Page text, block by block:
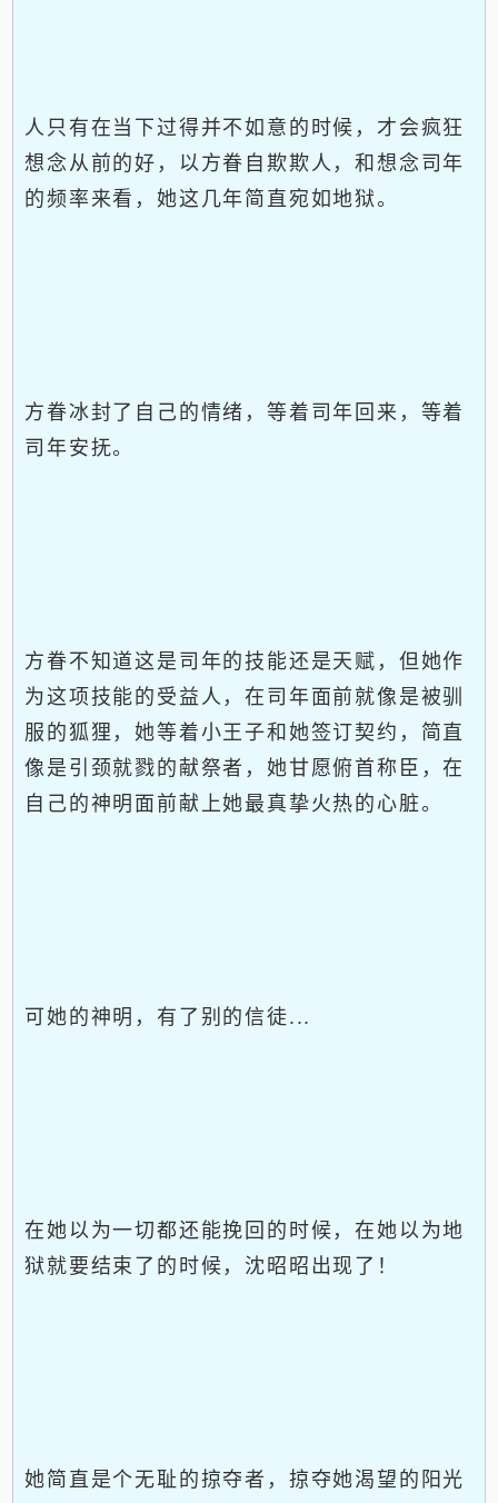
人只有在当下过得并不如意的时候，才会疯狂
想念从前的好，以方眷自欺欺人，和想念司年
的频率来看，她这几年简直宛如地狱。
方眷冰封了自己的情绪，等着司年回来，等着
司年安抚。
方眷不知道这是司年的技能还是天赋，但她作
为这项技能的受益人，在司年面前就像是被驯
服的狐狸，她等着小王子和她签订契约，简直
像是引颈就戮的献祭者，她甘愿俯首称臣，在
自己的神明面前献上她最真挚火热的心脏。
可她的神明，有了别的信徒...
在她以为一切都还能挽回的时候，在她以为地
狱就要结束了的时候，沈昭昭出现了！
她简直是个无耻的掠夺者，掠夺她渴望的阳光